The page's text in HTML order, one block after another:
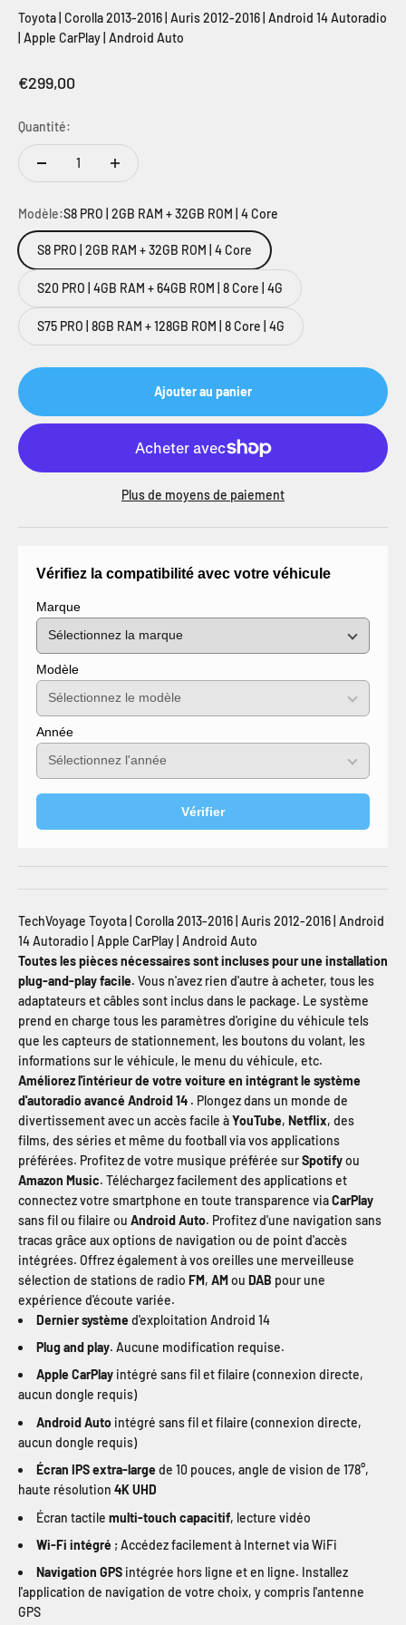
Toyota | Corolla 2013-2016 | Auris 2012-2016 | Android 14 Autoradio
| Apple CarPlay | Android Auto
Prix de vente
€299,00
Quantité:
Modèle:S8 PRO | 2GB RAM + 32GB ROM | 4 Core
S8 PRO | 2GB RAM + 32GB ROM | 4 Core
S20 PRO | 4GB RAM + 64GB ROM | 8 Core | 4G
S75 PRO | 8GB RAM + 128GB ROM | 8 Core | 4G
Ajouter au panier
Plus de moyens de paiement
Vérifiez la compatibilité avec votre véhicule
Marque
Modèle
Année
Vérifier
TechVoyage Toyota | Corolla 2013-2016 | Auris 2012-2016 | Android
14 Autoradio | Apple CarPlay | Android Auto
Toutes les pièces nécessaires sont incluses pour une installation
plug-and-play facile. Vous n'avez rien d'autre à acheter, tous les
adaptateurs et câbles sont inclus dans le package. Le système
prend en charge tous les paramètres d'origine du véhicule tels
que les capteurs de stationnement, les boutons du volant, les
informations sur le véhicule, le menu du véhicule, etc.
Améliorez l'intérieur de votre voiture en intégrant le système
d'autoradio avancé Android 14 . Plongez dans un monde de
divertissement avec un accès facile àYouTube, Netflix, des
films, des séries et même du football via vos applications
préférées. Profitez de votre musique préférée surSpotifyou
Amazon Music. Téléchargez facilement des applications et
connectez votre smartphone en toute transparence viaCarPlay
sans fil ou filaire ou Android Auto. Profitez d'une navigation sans
tracas grâce aux options de navigation ou de point d'accès
intégrées. Offrez également à vos oreilles une merveilleuse
sélection de stations de radio FM, AMou DAB pour une
expérience d'écoute variée.
Dernier système d'exploitation Android 14
Plug and play. Aucune modification requise.
Apple CarPlay intégré sans fil et filaire (connexion directe,
aucun dongle requis)
Android Auto intégré sans fil et filaire (connexion directe,
aucun dongle requis)
Écran IPS extra-large de 10 pouces, angle de vision de 178°,
haute résolution 4K UHD
Écran tactile multi-touch capacitif, lecture vidéo
Wi-Fi intégré ; Accédez facilement à Internet via WiFi
Navigation GPS intégrée hors ligne et en ligne. Installez
l'application de navigation de votre choix, y compris l'antenne
GPS